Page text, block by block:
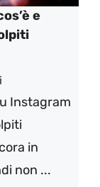
e
Instagram
in
non ...